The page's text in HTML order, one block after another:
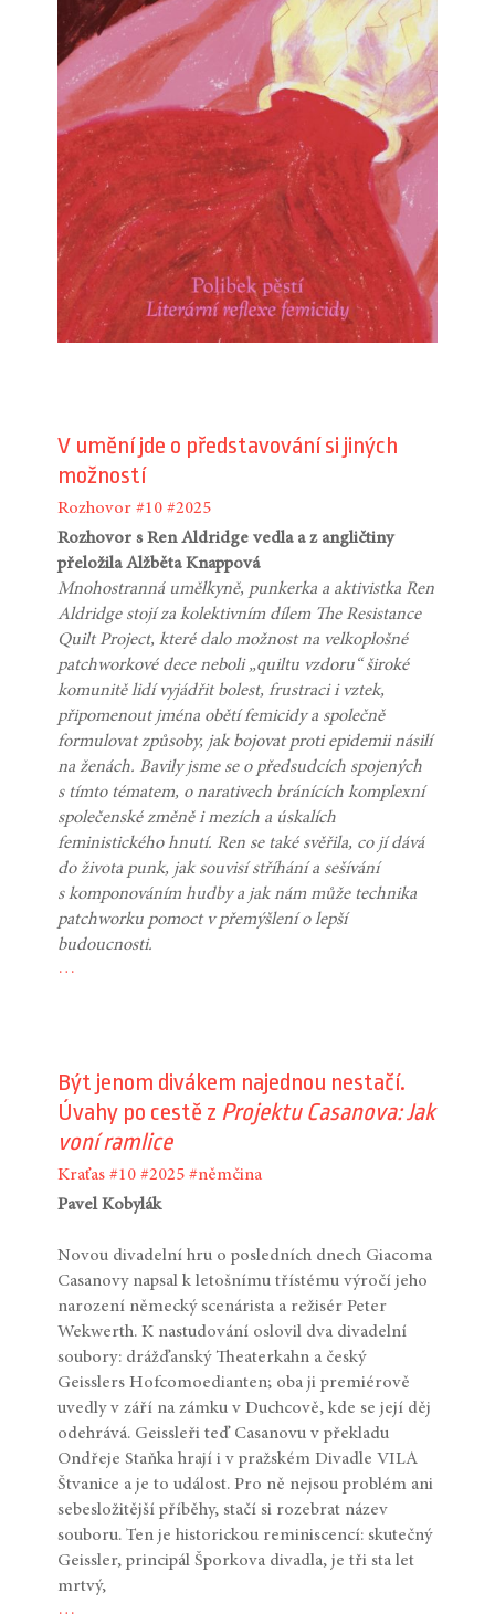
V umění jde o představování si jiných
možností
Rozhovor #10 #2025
Rozhovor s Ren Aldridge vedla a z angličtiny
přeložila Alžběta Knappová
Mnohostranná umělkyně, punkerka a aktivistka Ren
Aldridge stojí za kolektivním dílem The Resistance
Quilt Project, které dalo možnost na velkoplošné
patchworkové dece neboli „quiltu vzdoru“ široké
komunitě lidí vyjádřit bolest, frustraci i vztek,
připomenout jména obětí femicidy a společně
formulovat způsoby, jak bojovat proti epidemii násilí
na ženách. Bavily jsme se o předsudcích spojených
s tímto tématem, o narativech bránících komplexní
společenské změně i mezích a úskalích
feministického hnutí. Ren se také svěřila, co jí dává
do života punk, jak souvisí stříhání a sešívání
s komponováním hudby a jak nám může technika
patchworku pomoct v přemýšlení o lepší
budoucnosti.
…
Být jenom divákem najednou nestačí.
Úvahy po cestě z Projektu Casanova: Jak
voní ramlice
Kraťas #10 #2025 #němčina
Pavel Kobylák
Novou divadelní hru o posledních dnech Giacoma
Casanovy napsal k letošnímu třístému výročí jeho
narození německý scenárista a režisér Peter
Wekwerth. K nastudování oslovil dva divadelní
soubory: drážďanský Theaterkahn a český
Geisslers Hofcomoedianten; oba ji premiérově
uvedly v září na zámku v Duchcově, kde se její děj
odehrává. Geissleři teď Casanovu v překladu
Ondřeje Staňka hrají i v pražském Divadle VILA
Štvanice a je to událost. Pro ně nejsou problém ani
sebesložitější příběhy, stačí si rozebrat název
souboru. Ten je historickou reminiscencí: skutečný
Geissler, principál Šporkova divadla, je tři sta let
mrtvý,
…